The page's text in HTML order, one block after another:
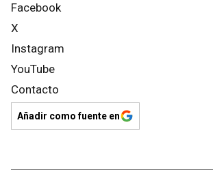
Facebook
X
Instagram
YouTube
Contacto
Añadir como fuente en